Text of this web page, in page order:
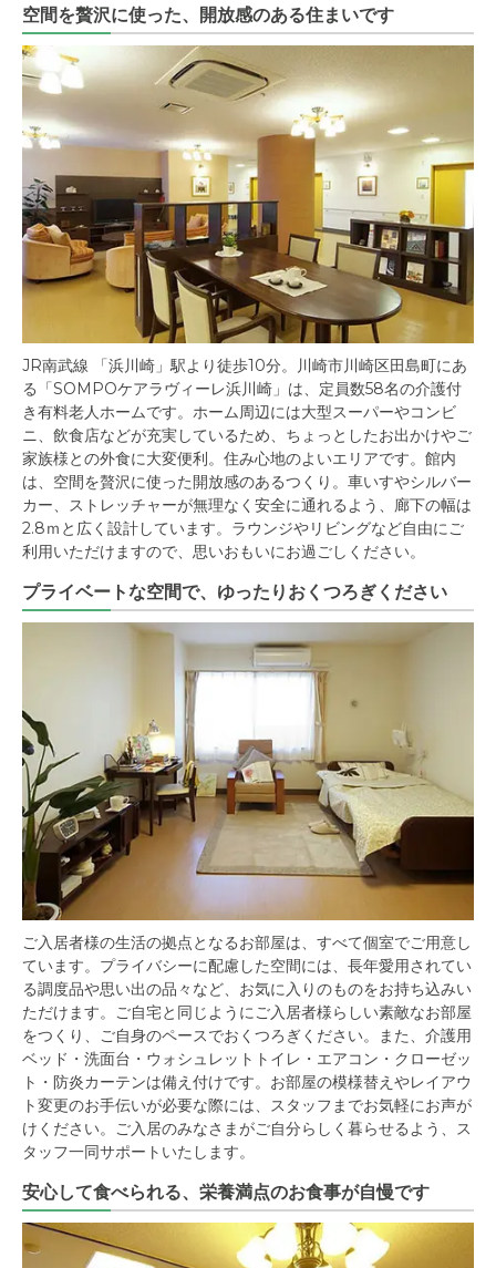
空間を贅沢に使った、開放感のある住まいです
JR南武線 「浜川崎」駅より徒歩10分。川崎市川崎区田島町にあ
る「SOMPOケアラヴィーレ浜川崎」は、定員数58名の介護付
き有料老人ホームです。ホーム周辺には大型スーパーやコンビ
ニ、飲食店などが充実しているため、ちょっとしたお出かけやご
家族様との外食に大変便利。住み心地のよいエリアです。館内
は、空間を贅沢に使った開放感のあるつくり。車いすやシルバー
カー、ストレッチャーが無理なく安全に通れるよう、廊下の幅は
2.8ｍと広く設計しています。ラウンジやリビングなど自由にご
利用いただけますので、思いおもいにお過ごしください。
プライベートな空間で、ゆったりおくつろぎください
ご入居者様の生活の拠点となるお部屋は、すべて個室でご用意し
ています。プライバシーに配慮した空間には、長年愛用されてい
る調度品や思い出の品々など、お気に入りのものをお持ち込みい
ただけます。ご自宅と同じようにご入居者様らしい素敵なお部屋
をつくり、ご自身のペースでおくつろぎください。また、介護用
ベッド・洗面台・ウォシュレットトイレ・エアコン・クローゼッ
ト・防炎カーテンは備え付けです。お部屋の模様替えやレイアウ
ト変更のお手伝いが必要な際には、スタッフまでお気軽にお声が
けください。ご入居のみなさまがご自分らしく暮らせるよう、ス
タッフ一同サポートいたします。
安心して食べられる、栄養満点のお食事が自慢です